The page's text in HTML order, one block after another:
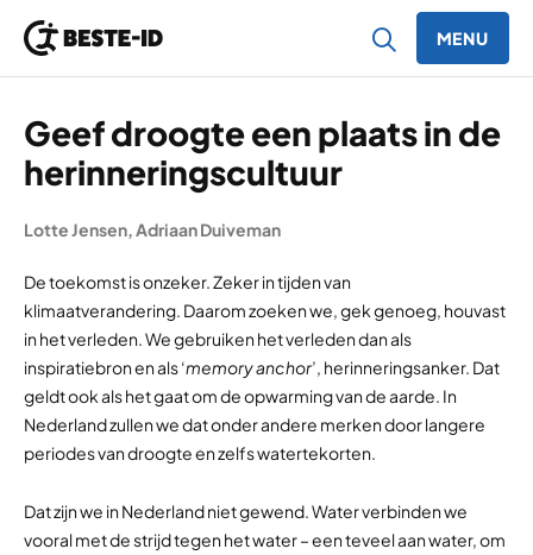
MENU
Geef droogte een plaats in de
herinneringscultuur
Lotte Jensen,Adriaan Duiveman
De toekomst is onzeker. Zeker in tijden van
klimaatverandering. Daarom zoeken we, gek genoeg, houvast
in het verleden. We gebruiken het verleden dan als
inspiratiebron en als ‘memory anchor’, herinneringsanker. Dat
geldt ook als het gaat om de opwarming van de aarde. In
Nederland zullen we dat onder andere merken door langere
periodes van droogte en zelfs watertekorten.
Dat zijn we in Nederland niet gewend. Water verbinden we
vooral met de strijd tegen het water – een teveel aan water, om